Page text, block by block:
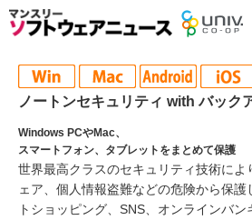
ノートンセキュリティ with バック
Windows PCやMac、
スマートフォン、タブレットをまとめて保護
世界最高クラスのセキュリティ技術によ
ェア、個人情報盗難などの危険から保
トショッピング、SNS、オンラインバン